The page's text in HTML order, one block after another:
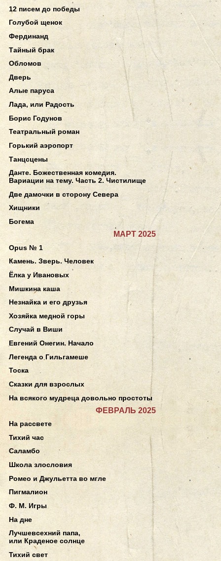
12 писем до победы
Голубой щенок
Фердинанд
Тайный брак
Обломов
Дверь
Алые паруса
Лада, или Радость
Борис Годунов
Театральный роман
Горький аэропорт
Танцсцены
Данте. Божественная комедия.
Вариации на тему. Часть 2. Чистилище
Две дамочки в сторону Севера
Хищники
Богема
МАРТ 2025
Opus № 1
Камень. Зверь. Человек
Ёлка у Ивановых
Мишкина каша
Незнайка и его друзья
Хозяйка медной горы
Случай в Виши
Евгений Онегин. Начало
Легенда о Гильгамеше
Тоска
Сказки для взрослых
На всякого мудреца довольно простоты
ФЕВРАЛЬ 2025
На рассвете
Тихий час
Саламбо
Школа злословия
Ромео и Джульетта во мгле
Пигмалион
Ф. М. Игры
На дне
Лучшевсехний папа,
или Краденое солнце
Тихий свет